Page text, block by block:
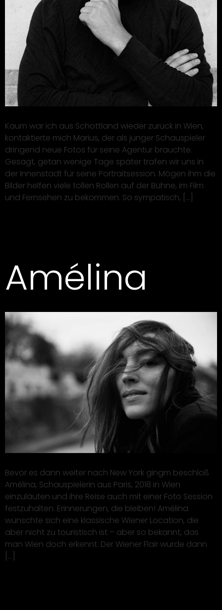
Kaum war ich aus Schottland wieder zurück in Wien,
kontaktierte mich Marius, der als junger Schauspieler
dringend neue Fotos für seine Agentur brauchte.
Gesagt, getan wenige Tage später trafen wir uns in
der Innenstadt für seine Portraitsession. Mögen ihm die
Bilder helfen viele tollen Rollen auf der Bühne, im Film
und Fernsehen zu bekommen. So sympatisch, […]
Amélina
Bevor es dann weiter nach New York gingm beschloß
Amélina, Schauspielerin aus Paris, 2018 in Wien
einzuläuten und ihre Reise auch mit einer Foto Session
festzuhalten. Erinnerungen, die bleiben! Amélina
wünschte sich eine klassische Wiener Location, die
aber nicht zu touristisch ist – aber so bekannt, das
man Wien doch erkennt. Der Wiener Flair wurde dann
[…]